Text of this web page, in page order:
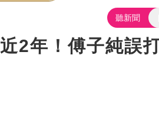
聽新聞
2年！傅子純